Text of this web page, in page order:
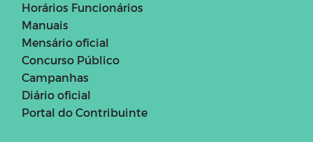
Horários Funcionários
Manuais
Mensário oficial
Concurso Público
Campanhas
Diário oficial
Portal do Contribuinte